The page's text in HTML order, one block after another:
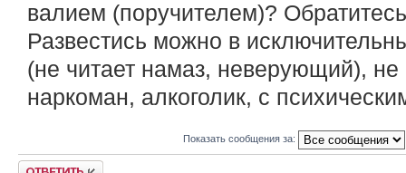
валием (поручителем)?
Развестись можно в
(не читает намаз, неверующий),
наркоман, алкоголик, с
Показать сообщения за:
Ответить